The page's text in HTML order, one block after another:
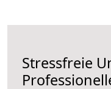
Stressfreie